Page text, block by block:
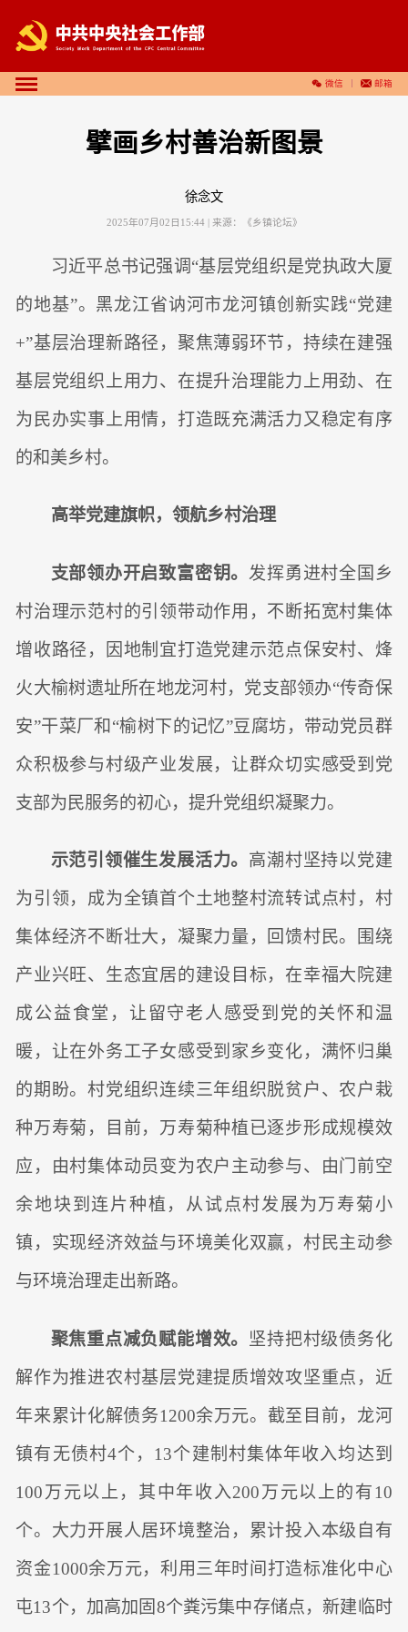
微信 邮箱
擘画乡村善治新图景
徐念文
2025年07月02日15:44 | 来源： 《乡镇论坛》
习近平总书记强调“基层党组织是党执政大厦
的地基”。黑龙江省讷河市龙河镇创新实践“党建
+”基层治理新路径，聚焦薄弱环节，持续在建强
基层党组织上用力、在提升治理能力上用劲、在
为民办实事上用情，打造既充满活力又稳定有序
的和美乡村。
高举党建旗帜，领航乡村治理
支部领办开启致富密钥。 发挥勇进村全国乡
村治理示范村的引领带动作用，不断拓宽村集体
增收路径，因地制宜打造党建示范点保安村、烽
火大榆树遗址所在地龙河村，党支部领办“传奇保
安”干菜厂和“榆树下的记忆”豆腐坊，带动党员群
众积极参与村级产业发展，让群众切实感受到党
支部为民服务的初心，提升党组织凝聚力。
示范引领催生发展活力。 高潮村坚持以党建
为引领，成为全镇首个土地整村流转试点村，村
集体经济不断壮大，凝聚力量，回馈村民。围绕
产业兴旺、生态宜居的建设目标，在幸福大院建
成公益食堂，让留守老人感受到党的关怀和温
暖，让在外务工子女感受到家乡变化，满怀归巢
的期盼。村党组织连续三年组织脱贫户、农户栽
种万寿菊，目前，万寿菊种植已逐步形成规模效
应，由村集体动员变为农户主动参与、由门前空
余地块到连片种植，从试点村发展为万寿菊小
镇，实现经济效益与环境美化双赢，村民主动参
与环境治理走出新路。
聚焦重点减负赋能增效。 坚持把村级债务化
解作为推进农村基层党建提质增效攻坚重点，近
年来累计化解债务1200余万元。截至目前，龙河
镇有无债村4个，13个建制村集体年收入均达到
100万元以上，其中年收入200万元以上的有10
个。大力开展人居环境整治，累计投入本级自有
资金1000余万元，利用三年时间打造标准化中心
屯13个，加高加固8个粪污集中存储点，新建临时